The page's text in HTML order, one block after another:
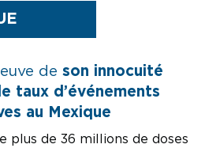
de son innocuité
taux d’événements
au Mexique
plus de 36 millions de doses